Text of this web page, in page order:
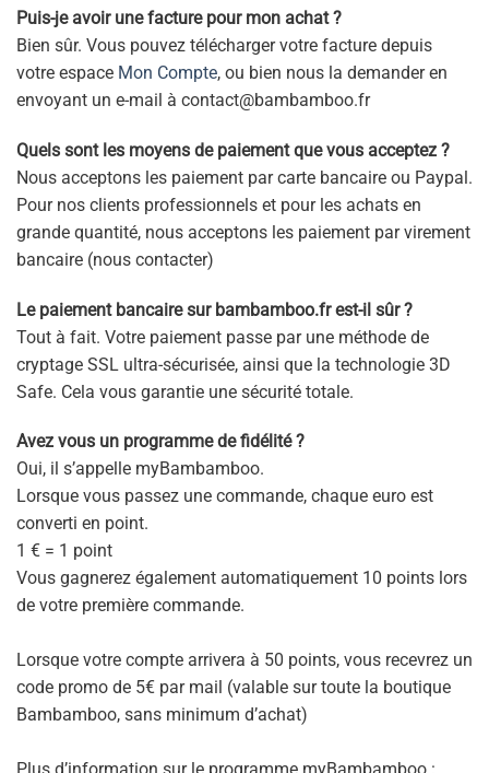
Puis-je avoir une facture pour mon achat ?
Bien sûr. Vous pouvez télécharger votre facture depuis
votre espace Mon Compte, ou bien nous la demander en
envoyant un e-mail à contact@bambamboo.fr
Quels sont les moyens de paiement que vous acceptez ?
Nous acceptons les paiement par carte bancaire ou Paypal.
Pour nos clients professionnels et pour les achats en
grande quantité, nous acceptons les paiement par virement
bancaire (nous contacter)
Le paiement bancaire sur bambamboo.fr est-il sûr ?
Tout à fait. Votre paiement passe par une méthode de
cryptage SSL ultra-sécurisée, ainsi que la technologie 3D
Safe. Cela vous garantie une sécurité totale.
Avez vous un programme de fidélité ?
Oui, il s’appelle myBambamboo.
Lorsque vous passez une commande, chaque euro est
converti en point.
1 € = 1 point
Vous gagnerez également automatiquement 10 points lors
de votre première commande.
Lorsque votre compte arrivera à 50 points, vous recevrez un
code promo de 5€ par mail (valable sur toute la boutique
Bambamboo, sans minimum d’achat)